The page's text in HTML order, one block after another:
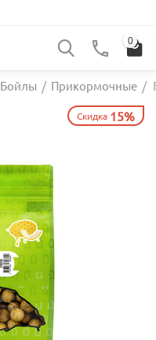
0
Бойлы / Прикормочные /
Скидка 15%